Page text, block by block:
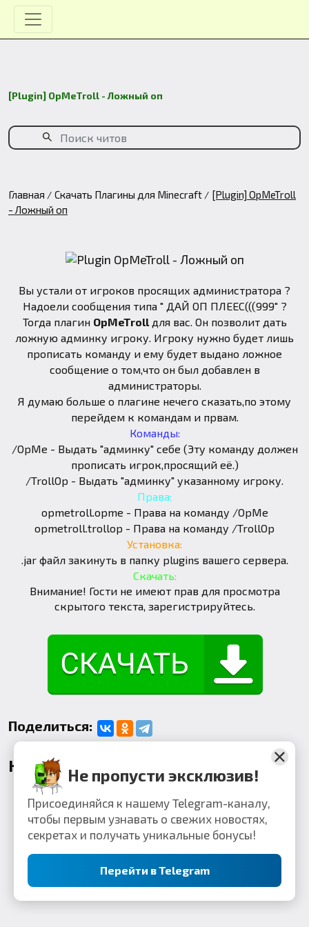
[Plugin] OpMeTroll - Ложный оп
Главная Скачать Плагины для Minecraft
[Plugin] OpMeTroll
- Ложный оп
Вы устали от игроков просящих администратора ?
Надоели сообщения типа " ДАЙ ОП ПЛЕЕС(((999" ?
Тогда плагин OpMeTroll для вас. Он позволит дать
ложную админку игроку. Игроку нужно будет лишь
прописать команду и ему будет выдано ложное
сообщение о том,что он был добавлен в
администраторы.
Я думаю больше о плагине нечего сказать,по этому
перейдем к командам и првам.
Команды:
/OpMe - Выдать "админку" себе (Эту команду должен
прописать игрок,просящий её.)
/TrollOp - Выдать "админку" указанному игроку.
Права:
opmetroll.opme - Права на команду /OpMe
opmetroll.trollop - Права на команду /TrollOp
Установка:
.jar файл закинуть в папку plugins вашего сервера.
Скачать:
Внимание! Гости не имеют прав для просмотра
скрытого текста, зарегистрируйтесь.
Поделиться:
Комментарии
Не пропусти эксклюзив!
Присоединяйся к нашему Telegram-каналу,
чтобы первым узнавать о свежих новостях,
секретах и получать уникальные бонусы!
Перейти в Telegram